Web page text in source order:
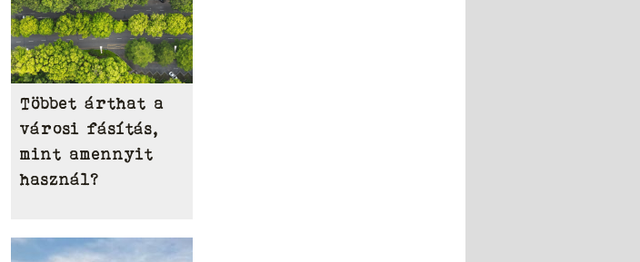
Többet árthat a
városi fásítás,
mint amennyit
használ?